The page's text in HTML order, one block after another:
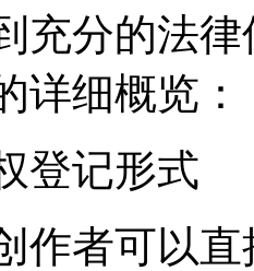
充分的法
详细概览：
登记形式
作者可以